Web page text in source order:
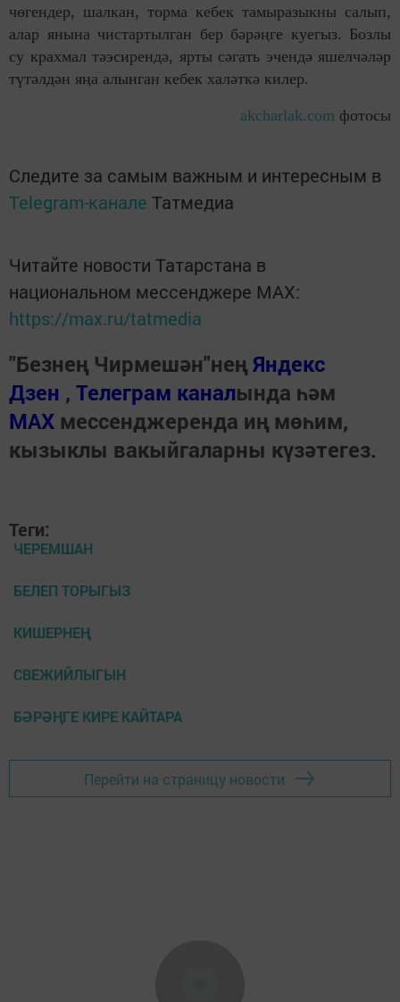
чөгендер, шалкан, торма кебек тамыразыкны салып,
алар янына чистартылган бер бәрәңге куегыз. Бозлы
су крахмал тәэсирендә, ярты сәгать эчендә яшелчәләр
түтәлдән яңа алынган кебек халәткә килер.
akcharlak.com фотосы
Следите за самым важным и интересным в
Telegram-канале Татмедиа
Читайте новости Татарстана в
национальном мессенджере MАХ:
https://max.ru/tatmedia
"Безнең Чирмешән"неңЯндекс
Дзен , Телеграм каналында һәм
МАХ мессенджеренда иң мөһим,
кызыклы вакыйгаларны күзәтегез.
Теги:
ЧЕРЕМШАН
БЕЛЕП ТОРЫГЫЗ
КИШЕРНЕҢ
СВЕЖИЙЛЫГЫН
БӘРӘҢГЕ КИРЕ КАЙТАРА
Перейти на страницу новости